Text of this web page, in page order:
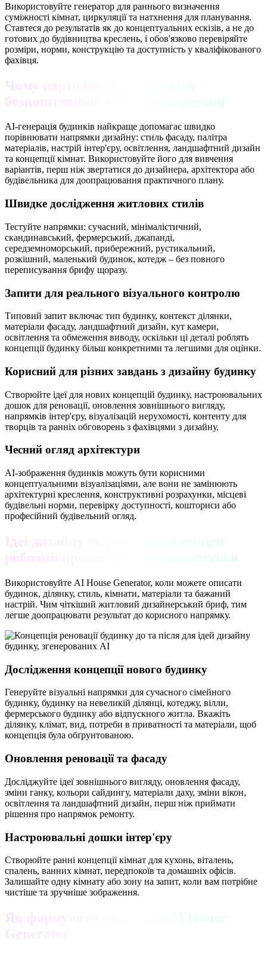
Використовуйте генератор для раннього визначення
суміжності кімнат, циркуляції та натхнення для планування.
Ставтеся до результатів як до концептуальних ескізів, а не до
готових до будівництва креслень, і обов'язково перевіряйте
розміри, норми, конструкцію та доступність у кваліфікованого
фахівця.
Чому варто використовувати
безкоштовний AI House Generator
AI-генерація будинків найкраще допомагає швидко
порівнювати напрямки дизайну: стиль фасаду, палітра
матеріалів, настрій інтер'єру, освітлення, ландшафтний дизайн
та концепції кімнат. Використовуйте його для вивчення
варіантів, перш ніж звертатися до дизайнера, архітектора або
будівельника для доопрацювання практичного плану.
Швидке дослідження житлових стилів
Тестуйте напрямки: сучасний, мінімалістичний,
скандинавський, фермерський, джапанді,
середземноморський, прибережний, рустикальний,
розкішний, маленький будинок, котедж – без повного
переписування брифу щоразу.
Запити для реального візуального контролю
Типовий запит включає тип будинку, контекст ділянки,
матеріали фасаду, ландшафтний дизайн, кут камери,
освітлення та обмеження виводу, оскільки ці деталі роблять
концепції будинку більш конкретними та легшими для оцінки.
Корисний для різних завдань з дизайну будинку
Створюйте ідеї для нових концепцій будинку, настроювальних
дошок для реновації, оновлення зовнішнього вигляду,
напрямків інтер'єру, візуалізацій нерухомості, контенту для
творців та ранніх обговорень з фахівцями з дизайну.
Чесний огляд архітектури
AI-зображення будинків можуть бути корисними
концептуальними візуалізаціями, але вони не замінюють
архітектурні креслення, конструктивні розрахунки, місцеві
будівельні норми, перевірку доступності, кошториси або
професійний будівельний огляд.
Ідеї дизайну будинку, з якими цей
робочий процес добре справляється
Використовуйте AI House Generator, коли можете описати
будинок, ділянку, стиль, кімнати, матеріали та бажаний
настрій. Чим чіткіший житловий дизайнерський бриф, тим
легше доопрацювати результат до корисного напрямку.
Дослідження концепції нового будинку
Генеруйте візуальні напрямки для сучасного сімейного
будинку, будинку на невеликій ділянці, котеджу, вілли,
фермерського будинку або відпускного житла. Вкажіть
ділянку, клімат, вид, потреби в приватності та матеріали, щоб
концепція була обґрунтованою.
Оновлення реновації та фасаду
Досліджуйте ідеї зовнішнього вигляду, оновлення фасаду,
зміни ганку, кольори сайдингу, матеріали даху, зміни вікон,
освітлення та ландшафтний дизайн, перш ніж приймати
рішення про напрямок ремонту.
Настроювальні дошки інтер'єру
Створюйте ранні концепції кімнат для кухонь, віталень,
спалень, ванних кімнат, передпокоїв та домашніх офісів.
Залишайте одну кімнату або зону на запит, коли вам потрібне
чистіше та зручніше зображення.
Як формувати запити до AI House
Generator